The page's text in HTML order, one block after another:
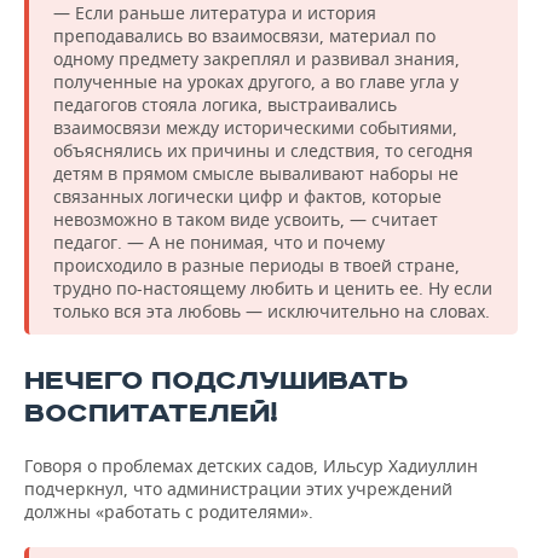
— Если раньше литература и история
преподавались во взаимосвязи, материал по
одному предмету закреплял и развивал знания,
полученные на уроках другого, а во главе угла у
педагогов стояла логика, выстраивались
взаимосвязи между историческими событиями,
объяснялись их причины и следствия, то сегодня
детям в прямом смысле вываливают наборы не
связанных логически цифр и фактов, которые
невозможно в таком виде усвоить, — считает
педагог. — А не понимая, что и почему
происходило в разные периоды в твоей стране,
трудно по-настоящему любить и ценить ее. Ну если
только вся эта любовь — исключительно на словах.
НЕЧЕГО ПОДСЛУШИВАТЬ
ВОСПИТАТЕЛЕЙ!
Говоря о проблемах детских садов, Ильсур Хадиуллин
подчеркнул, что администрации этих учреждений
должны «работать с родителями».